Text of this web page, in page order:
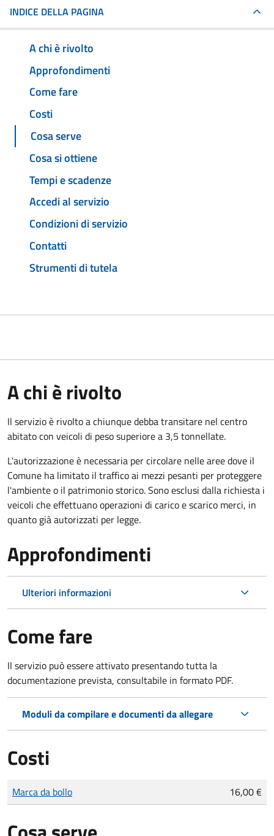
INDICE DELLA PAGINA
A chi è rivolto
Approfondimenti
Come fare
Costi
Cosa serve
Cosa si ottiene
Tempi e scadenze
Accedi al servizio
Condizioni di servizio
Contatti
Strumenti di tutela
A chi è rivolto
Il servizio è rivolto a chiunque debba transitare nel centro
abitato con veicoli di peso superiore a 3,5 tonnellate.
L'autorizzazione è necessaria per circolare nelle aree dove il
Comune ha limitato il traffico ai mezzi pesanti per proteggere
l'ambiente o il patrimonio storico. Sono esclusi dalla richiesta i
veicoli che effettuano operazioni di carico e scarico merci, in
quanto già autorizzati per legge.
Approfondimenti
Ulteriori informazioni
Come fare
Il servizio può essere attivato presentando tutta la
documentazione prevista, consultabile in formato PDF.
Moduli da compilare e documenti da allegare
Costi
Tipo di pagamento
Importo
Marca da bollo 16,00 €